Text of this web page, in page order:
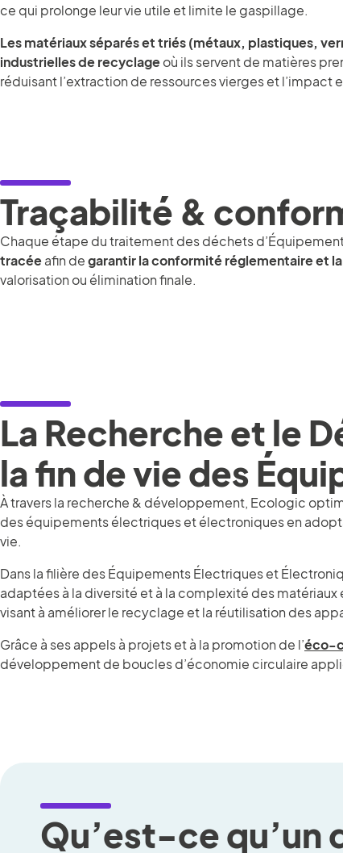
ce qui prolonge leur vie utile et limite le gaspillage.
Les matériaux séparés et triés (métaux, plastiques,
industrielles de recyclageoù ils servent de matières
réduisant l’extraction de ressources vierges et l’impact
Traçabilité &
Chaque étape du traitement des déchets
tracéeafin degarantir la conformité réglementaire et
valorisation ou élimination finale.
La Recherche et le
la fin de vie des
À travers la recherche & développement, Ecologic
des équipements électriques et électroniques en
vie.
Dans la filière des Équipements Électriques et
adaptées à la diversité et à la complexité des
visant à améliorer le recyclage et la réutilisation des
Grâce à ses appels à projets et à la promotion de l’éco-
développement de boucles d’économie circulaire
Qu’est-ce